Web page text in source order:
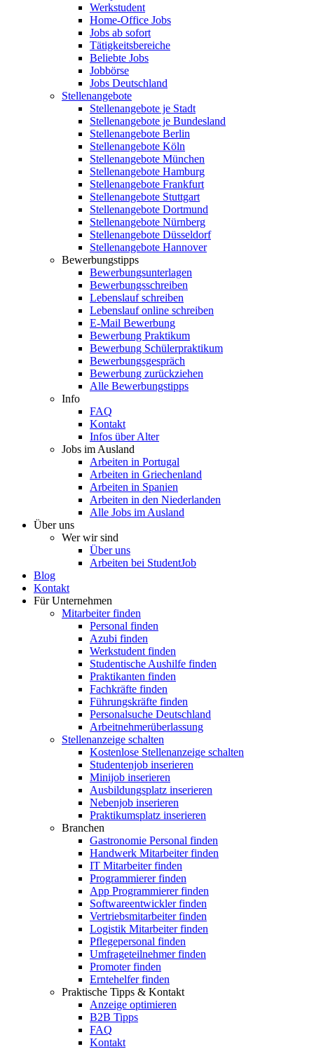
Werkstudent
Home-Office Jobs
Jobs ab sofort
Tätigkeitsbereiche
Beliebte Jobs
Jobbörse
Jobs Deutschland
Stellenangebote
Stellenangebote je Stadt
Stellenangebote je Bundesland
Stellenangebote Berlin
Stellenangebote Köln
Stellenangebote München
Stellenangebote Hamburg
Stellenangebote Frankfurt
Stellenangebote Stuttgart
Stellenangebote Dortmund
Stellenangebote Nürnberg
Stellenangebote Düsseldorf
Stellenangebote Hannover
Bewerbungstipps
Bewerbungsunterlagen
Bewerbungsschreiben
Lebenslauf schreiben
Lebenslauf online schreiben
E-Mail Bewerbung
Bewerbung Praktikum
Bewerbung Schülerpraktikum
Bewerbungsgespräch
Bewerbung zurückziehen
Alle Bewerbungstipps
Info
FAQ
Kontakt
Infos über Alter
Jobs im Ausland
Arbeiten in Portugal
Arbeiten in Griechenland
Arbeiten in Spanien
Arbeiten in den Niederlanden
Alle Jobs im Ausland
Über uns
Wer wir sind
Über uns
Arbeiten bei StudentJob
Blog
Kontakt
Für Unternehmen
Mitarbeiter finden
Personal finden
Azubi finden
Werkstudent finden
Studentische Aushilfe finden
Praktikanten finden
Fachkräfte finden
Führungskräfte finden
Personalsuche Deutschland
Arbeitnehmerüberlassung
Stellenanzeige schalten
Kostenlose Stellenanzeige schalten
Studentenjob inserieren
Minijob inserieren
Ausbildungsplatz inserieren
Nebenjob inserieren
Praktikumsplatz inserieren
Branchen
Gastronomie Personal finden
Handwerk Mitarbeiter finden
IT Mitarbeiter finden
Programmierer finden
App Programmierer finden
Softwareentwickler finden
Vertriebsmitarbeiter finden
Logistik Mitarbeiter finden
Pflegepersonal finden
Umfrageteilnehmer finden
Promoter finden
Erntehelfer finden
Praktische Tipps & Kontakt
Anzeige optimieren
B2B Tipps
FAQ
Kontakt